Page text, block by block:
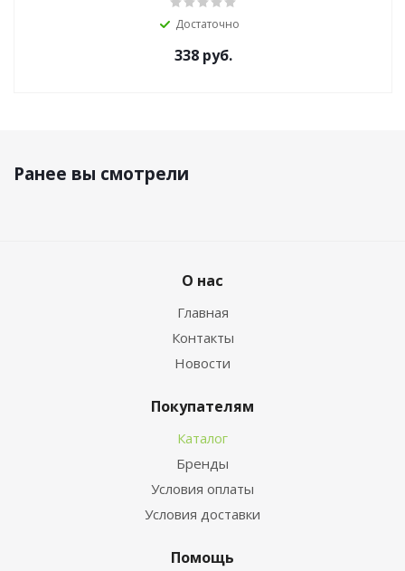
Достаточно
338 руб.
Ранее вы смотрели
О нас
Главная
Контакты
Новости
Покупателям
Каталог
Бренды
Условия оплаты
Условия доставки
Помощь